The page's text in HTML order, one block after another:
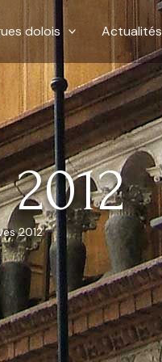
dolois Actualités
2012